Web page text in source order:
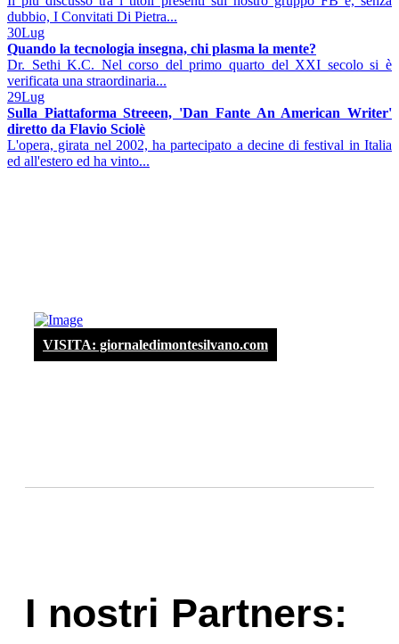
dubbio, I Convitati Di Pietra...
30Lug
Quando la tecnologia insegna, chi plasma la mente?
Dr. Sethi K.C. Nel corso del primo quarto del XXI secolo si è
verificata una straordinaria...
29Lug
Sulla Piattaforma Streeen, 'Dan Fante An American Writer'
diretto da Flavio Sciolè
L'opera, girata nel 2002, ha partecipato a decine di festival in Italia
ed all'estero ed ha vinto...
VISITA: giornaledimontesilvano.com
I nostri Partners: